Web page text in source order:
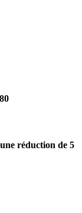
réduction de 5